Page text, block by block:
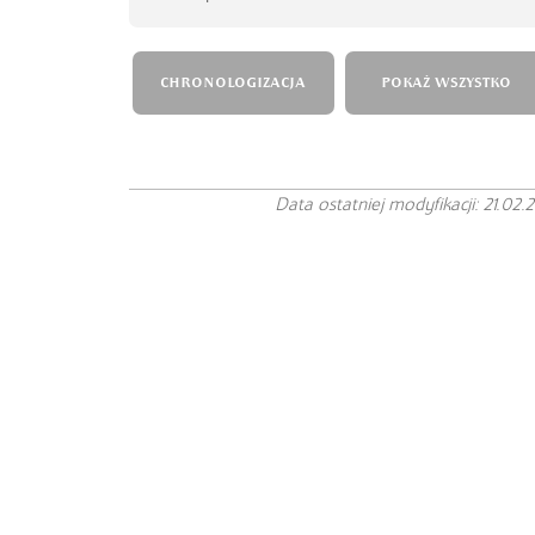
CHRONOLOGIZACJA POKAŻ WSZYSTKO
Data ostatniej modyfikacji: